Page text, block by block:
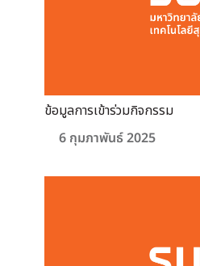
ข้อมูลการเข้าร่วมกิจกรรม
6 กุมภาพันธ์ 2025